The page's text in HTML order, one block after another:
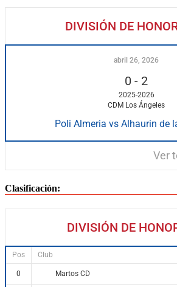
DIVISIÓN DE
abril 26, 2026
0 - 2
2025-2026
CDM Los Ángeles
Poli Almeria vs Alhaurin de
Ver
Clasificación:
DIVISIÓN DE
Pos Club
0 Martos CD